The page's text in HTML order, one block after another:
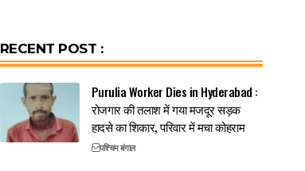
RECENT POST :
Purulia Worker Dies in Hyderabad :
रोजगार की तलाश में गया मजदूर सड़क
हादसे का शिकार, परिवार में मचा कोहराम
पश्चिम बंगाल